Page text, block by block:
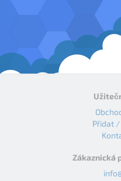
Přidat
Zákaznická